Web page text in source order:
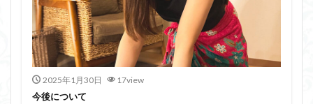
2025年1月30日 17view
今後について